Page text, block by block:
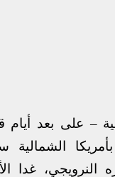
– على بعد أيام
الشمالية
النرويجي، غدا